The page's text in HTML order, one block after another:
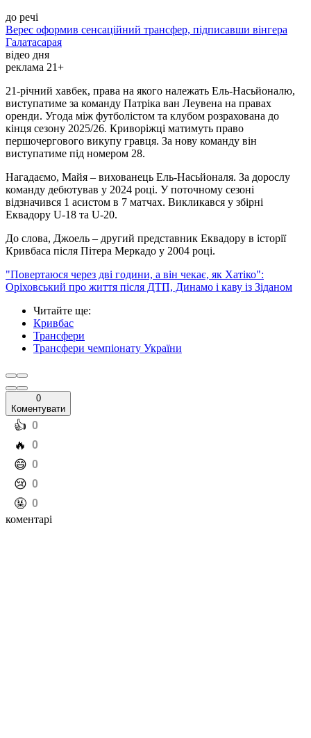
до речі
Верес оформив сенсаційний трансфер, підписавши вінгера
Галатасарая
відео дня
реклама 21+
21-річний хавбек, права на якого належать Ель-Насьйоналю,
виступатиме за команду Патріка ван Леувена на правах
оренди. Угода між футболістом та клубом розрахована до
кінця сезону 2025/26. Криворіжці матимуть право
першочергового викупу гравця. За нову команду він
виступатиме під номером 28.
Нагадаємо, Майя – вихованець Ель-Насьйоналя. За дорослу
команду дебютував у 2024 році. У поточному сезоні
відзначився 1 асистом в 7 матчах. Викликався у збірні
Еквадору U-18 та U-20.
До слова, Джоель – другий представник Еквадору в історії
Кривбаса після Пітера Меркадо у 2004 році.
"Повертаюся через дві години, а він чекає, як Хатіко":
Оріховський про життя після ДТП, Динамо і каву із Зіданом
Читайте ще:
Кривбас
Трансфери
Трансфери чемпіонату України
0
Коментувати
️👍 0
️🔥 0
️😄 0
️😢 0
️🤬 0
коментарі